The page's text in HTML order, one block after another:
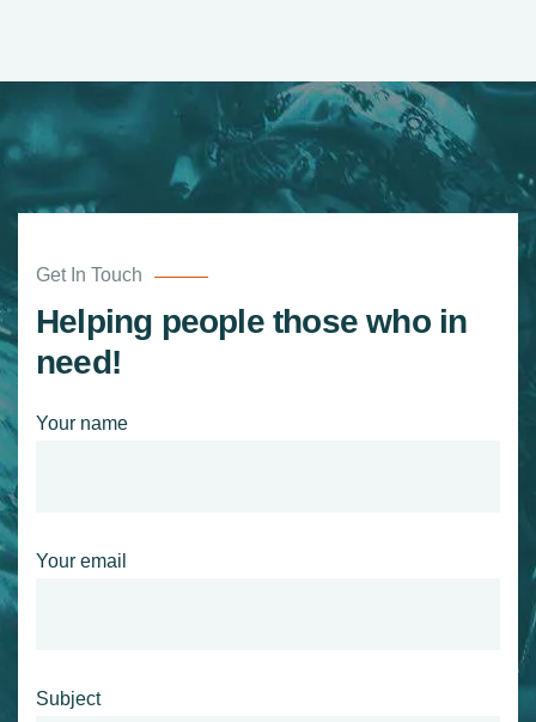
Get In Touch
Helping people those who in
need!
Your name
Your email
Subject